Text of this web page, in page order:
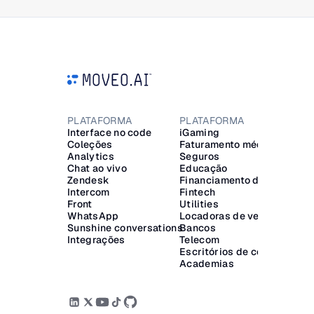
PLATAFORMA
Interface no code
Coleções
Analytics
Chat ao vivo
Zendesk
Intercom
Front
WhatsApp
Sunshine conversations
Integrações
PLATAFORMA
Faturamento médico
Seguros
iGaming
Educação
Financiamento de veículos
Fintech
Utilities
Locadoras de veículos
Bancos
Telecom
Escritórios de cobrança
Academias